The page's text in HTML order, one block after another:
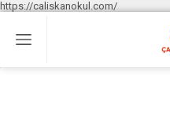
https://caliskanokul.com/